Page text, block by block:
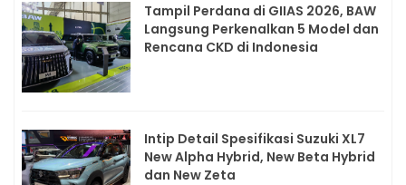
Tampil Perdana di GIIAS 2026, BAW
Langsung Perkenalkan 5 Model dan
Rencana CKD di Indonesia
Intip Detail Spesifikasi Suzuki XL7
New Alpha Hybrid, New Beta Hybrid
dan New Zeta